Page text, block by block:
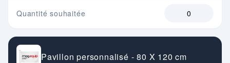
Quantité souhaitée
Pavillon personnalisé - 80 X 120 cm